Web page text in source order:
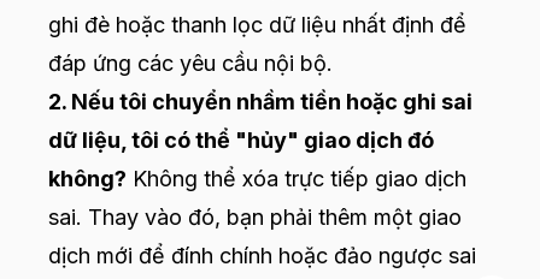
ghi đè hoặc thanh lọc dữ liệu nhất định để
đáp ứng các yêu cầu nội bộ.
2. Nếu tôi chuyển nhầm tiền hoặc ghi sai
dữ liệu, tôi có thể "hủy" giao dịch đó
không? Không thể xóa trực tiếp giao dịch
sai. Thay vào đó, bạn phải thêm một giao
dịch mới để đính chính hoặc đảo ngược sai